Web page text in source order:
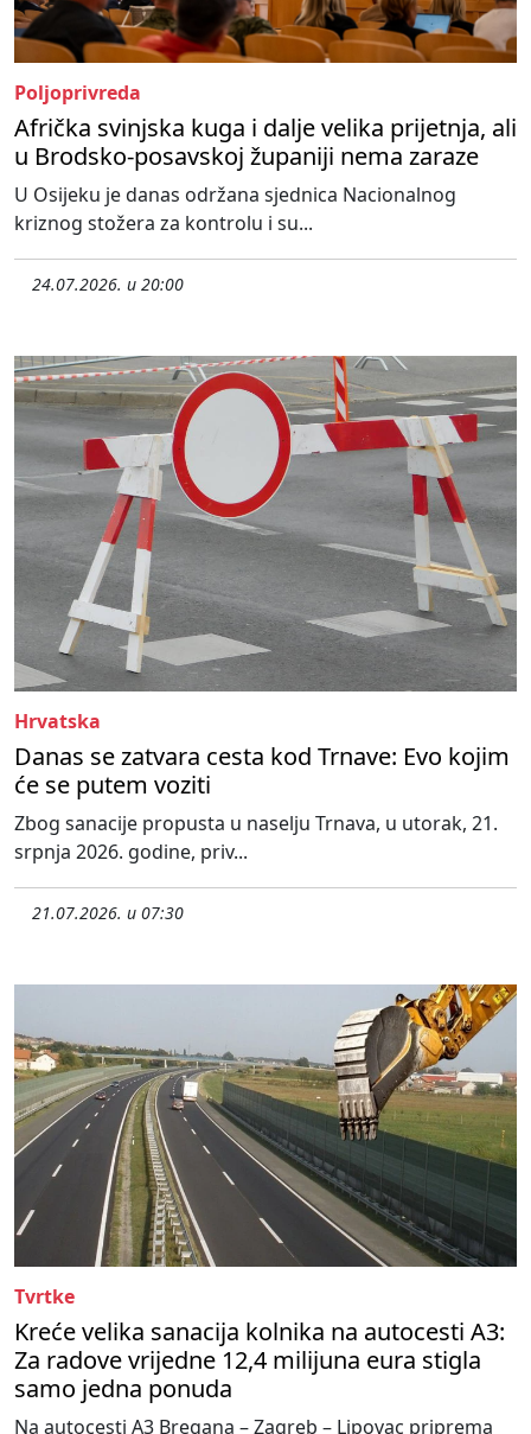
Poljoprivreda
Afrička svinjska kuga i dalje velika prijetnja, ali
u Brodsko-posavskoj županiji nema zaraze
U Osijeku je danas održana sjednica Nacionalnog
kriznog stožera za kontrolu i su...
24.07.2026. u 20:00
Hrvatska
Danas se zatvara cesta kod Trnave: Evo kojim
će se putem voziti
Zbog sanacije propusta u naselju Trnava, u utorak, 21.
srpnja 2026. godine, priv...
21.07.2026. u 07:30
Tvrtke
Kreće velika sanacija kolnika na autocesti A3:
Za radove vrijedne 12,4 milijuna eura stigla
samo jedna ponuda
Na autocesti A3 Bregana – Zagreb – Lipovac priprema